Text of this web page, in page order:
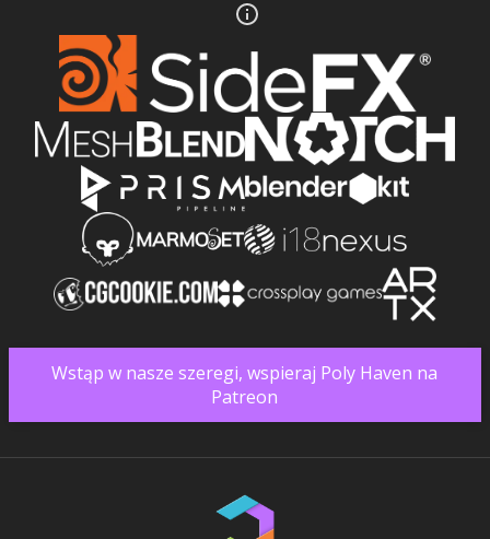
Wstąp w nasze szeregi, wspieraj Poly Haven na
Patreon